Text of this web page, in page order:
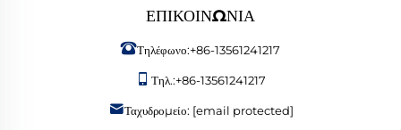
ΕΠΙΚΟΙΝΩΝΊΑ
Τηλέφωνο:+86-13561241217
Τηλ.:+86-13561241217
Ταχυδρομείο: [email protected]